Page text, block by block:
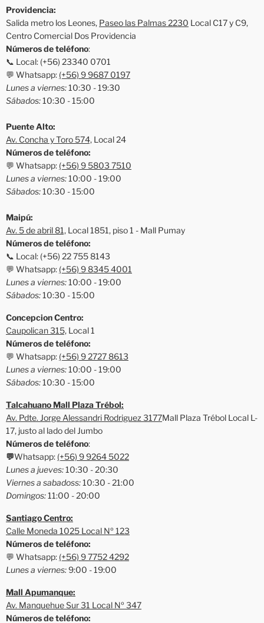
Providencia:
Salida metro los Leones, Paseo las Palmas 2230 Local C17 y C9,
Centro Comercial Dos Providencia
Números de teléfono:
📞 Local: (+56) 23340 0701
💬 Whatsapp: (+56) 9 9687 0197
Lunes a viernes:10:30 - 19:30
Sábados:10:30 - 15:00
Puente Alto:
Av. Concha y Toro 574, Local 24
Números de teléfono:
💬 Whatsapp: (+56) 9 5803 7510
Lunes a viernes:10:00 - 19:00
Sábados:10:30 - 15:00
Maipú:
Av. 5 de abril 81, Local 1851, piso 1 - Mall Pumay
Números de teléfono:
📞 Local: (+56) 22 755 8143
💬 Whatsapp: (+56) 9 8345 4001
Lunes a viernes:10:00 - 19:00
Sábados:10:30 - 15:00
Concepcion Centro:
Caupolican 315, Local 1
Números de teléfono:
💬 Whatsapp: (+56) 9 2727 8613
Lunes a viernes:10:00 - 19:00
Sábados:10:30 - 15:00
Talcahuano Mall Plaza Trébol:
Av. Pdte. Jorge Alessandri Rodriguez 3177Mall Plaza Trébol Local L-
17, justo al lado del Jumbo
Números de teléfono:
💬Whatsapp: (+56) 9 9264 5022
Lunes a jueves:10:30 - 20:30
Viernes a sabadoss:10:30 - 21:00
Domingos:11:00 - 20:00
Santiago Centro:
Calle Moneda 1025 Local Nº 123
Números de teléfono:
💬 Whatsapp: (+56) 9 7752 4292
Lunes a viernes:9:00 - 19:00
Mall Apumanque:
Av. Manquehue Sur 31 Local Nº 347
Números de teléfono: